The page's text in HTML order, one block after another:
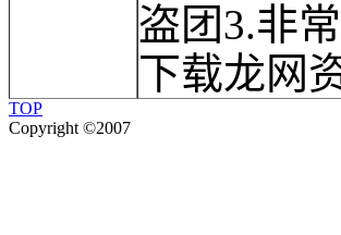
盗团3.非
下载龙网
TOP
Copyright ©2007